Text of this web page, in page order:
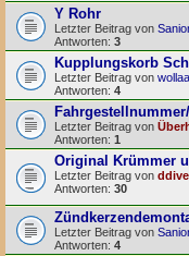
Y Rohr
Letzter Beitrag von
Antworten: 3
Kupplungskorb
Letzter Beitrag von wollaa
Antworten: 4
Letzter Beitrag von
Antworten: 1
Original Krümmer
Letzter Beitrag von
Antworten: 30
Letzter Beitrag von
Antworten: 4